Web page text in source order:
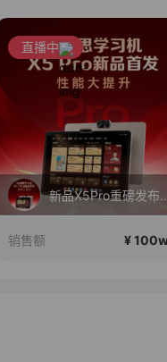
直播中
新品X5Pro重磅发布！性
销售额 ¥